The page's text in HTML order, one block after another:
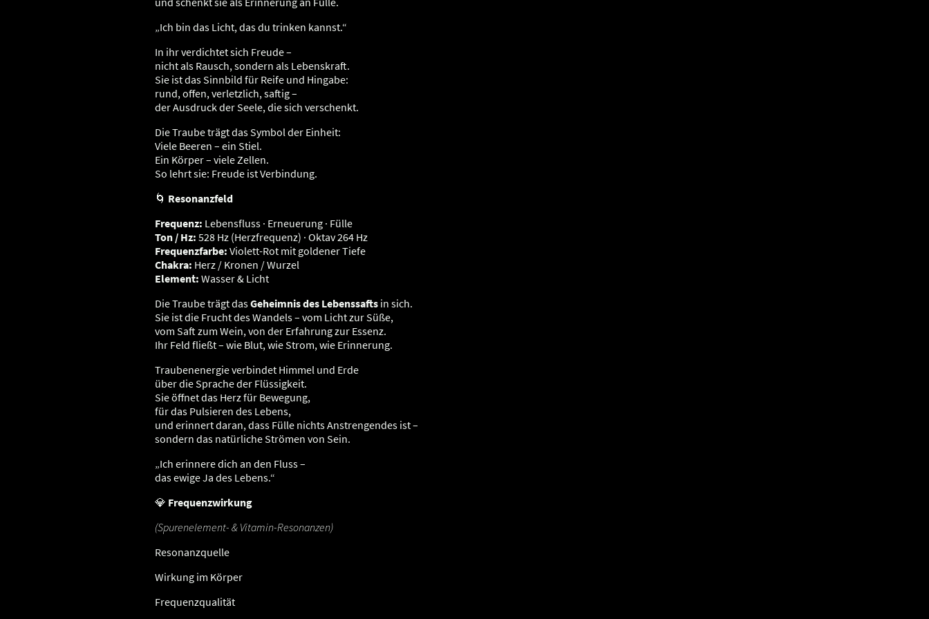
„Ich bin das Licht, das du trinken kannst.“
In ihr verdichtet sich Freude –
nicht als Rausch, sondern als Lebenskraft.
Sie ist das Sinnbild für Reife und Hingabe:
rund, offen, verletzlich, saftig –
der Ausdruck der Seele, die sich verschenkt.
Die Traube trägt das Symbol der Einheit:
Viele Beeren – ein Stiel.
Ein Körper – viele Zellen.
So lehrt sie: Freude ist Verbindung.
🌀 Resonanzfeld
Frequenz: Lebensfluss · Erneuerung · Fülle
Ton / Hz: 528 Hz (Herzfrequenz) · Oktav 264 Hz
Frequenzfarbe: Violett-Rot mit goldener Tiefe
Chakra: Herz / Kronen / Wurzel
Element: Wasser & Licht
Die Traube trägt dasGeheimnis des Lebenssafts in sich.
Sie ist die Frucht des Wandels – vom Licht zur Süße,
vom Saft zum Wein, von der Erfahrung zur Essenz.
Ihr Feld fließt – wie Blut, wie Strom, wie Erinnerung.
Traubenenergie verbindet Himmel und Erde
über die Sprache der Flüssigkeit.
Sie öffnet das Herz für Bewegung,
für das Pulsieren des Lebens,
und erinnert daran, dass Fülle nichts Anstrengendes ist –
sondern das natürliche Strömen von Sein.
„Ich erinnere dich an den Fluss –
das ewige Ja des Lebens.“
💎 Frequenzwirkung
(Spurenelement- & Vitamin-Resonanzen)
Resonanzquelle
Wirkung im Körper
Frequenzqualität